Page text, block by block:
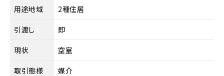
用途地域 2種住居
引渡し 即
現状 空室
取引態様 媒介